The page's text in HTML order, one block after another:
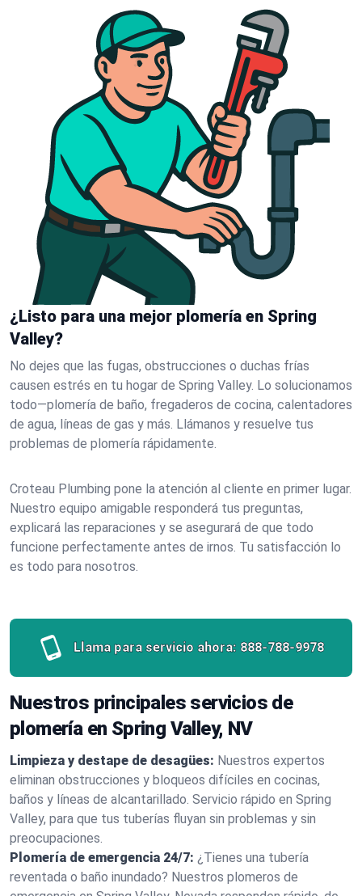
¿Listo para una mejor plomería en Spring
Valley?
No dejes que las fugas, obstrucciones o duchas frías
causen estrés en tu hogar de Spring Valley. Lo solucionamos
todo—plomería de baño, fregaderos de cocina, calentadores
de agua, líneas de gas y más. Llámanos y resuelve tus
problemas de plomería rápidamente.
Croteau Plumbing pone la atención al cliente en primer lugar.
Nuestro equipo amigable responderá tus preguntas,
explicará las reparaciones y se asegurará de que todo
funcione perfectamente antes de irnos. Tu satisfacción lo
es todo para nosotros.
Llama para servicio ahora: 888-788-9978
Nuestros principales servicios de
plomería en Spring Valley, NV
Limpieza y destape de desagües: Nuestros expertos
eliminan obstrucciones y bloqueos difíciles en cocinas,
baños y líneas de alcantarillado. Servicio rápido en Spring
Valley, para que tus tuberías fluyan sin problemas y sin
preocupaciones.
Plomería de emergencia 24/7: ¿Tienes una tubería
reventada o baño inundado? Nuestros plomeros de